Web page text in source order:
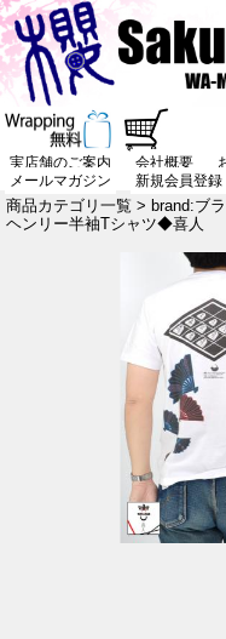
実店舗のご案内 会社概要
メールマガジン
新規会員登録
商品カテゴリ一覧 > brand:ブ
ヘンリー半袖Tシャツ◆喜人